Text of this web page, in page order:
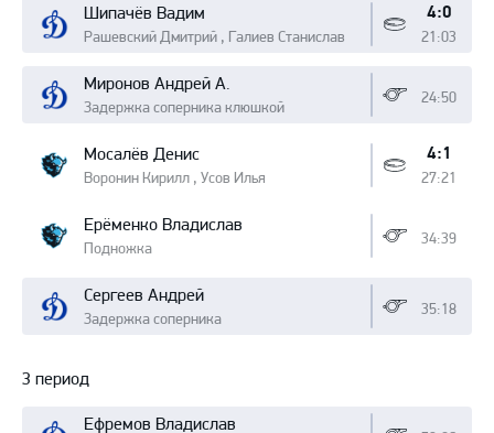
Шипачёв Вадим
Рашевский Дмитрий , Галиев Станислав
4:0
21:03
Миронов Андрей А.
Задержка соперника клюшкой
24:50
Мосалёв Денис
Воронин Кирилл , Усов Илья
4:1
27:21
Ерёменко Владислав
Подножка
34:39
Сергеев Андрей
Задержка соперника
35:18
3 период
Ефремов Владислав